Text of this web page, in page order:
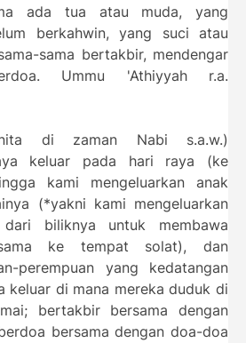
ada tua atau muda, yang
berkahwin, yang suci atau
sama bertakbir, mendengar
Ummu 'Athiyyah r.a.
di zaman Nabi s.a.w.)
keluar pada hari raya (ke
kami mengeluarkan anak
(*yakni kami mengeluarkan
biliknya untuk membawa
sama ke tempat solat), dan
perempuan yang kedatangan
keluar di mana mereka duduk di
bertakbir bersama dengan
bersama dengan doa-doa